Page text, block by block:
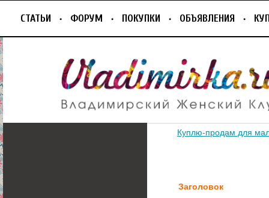
СТАТЬИ ФОРУМ ПОКУПКИ ОБЪЯВЛЕНИЯ
Куплю-продам для
Заголовок